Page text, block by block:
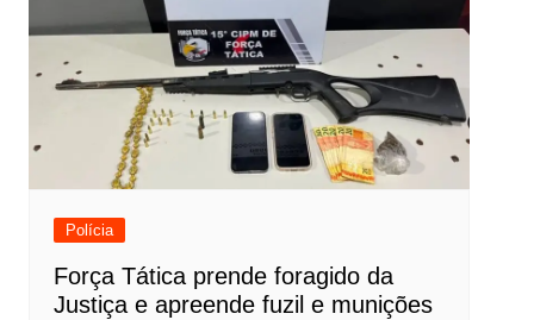
Polícia
Força Tática prende foragido da
Justiça e apreende fuzil e munições